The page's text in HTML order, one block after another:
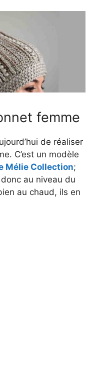
femme
de réaliser
C’est un modèle
Mélie Collection;
au niveau du
au chaud, ils en